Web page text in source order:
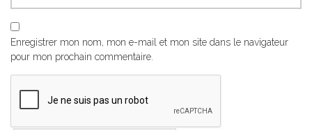
Enregistrer mon nom, mon e-mail et mon site dans le navigateur
pour mon prochain commentaire.